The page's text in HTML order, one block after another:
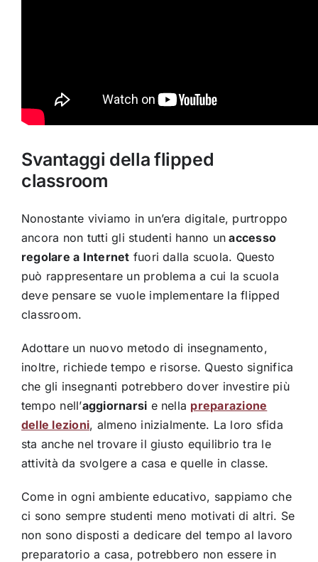
Svantaggi della flipped
classroom
Nonostante viviamo in un’era digitale, purtroppo
ancora non tutti gli studenti hanno un accesso
regolare a Internet fuori dalla scuola. Questo
può rappresentare un problema a cui la scuola
deve pensare se vuole implementare la flipped
classroom.
Adottare un nuovo metodo di insegnamento,
inoltre, richiede tempo e risorse. Questo significa
che gli insegnanti potrebbero dover investire più
tempo nell’aggiornarsi e nella preparazione
delle lezioni, almeno inizialmente. La loro sfida
sta anche nel trovare il giusto equilibrio tra le
attività da svolgere a casa e quelle in classe.
Come in ogni ambiente educativo, sappiamo che
ci sono sempre studenti meno motivati di altri. Se
non sono disposti a dedicare del tempo al lavoro
preparatorio a casa, potrebbero non essere in